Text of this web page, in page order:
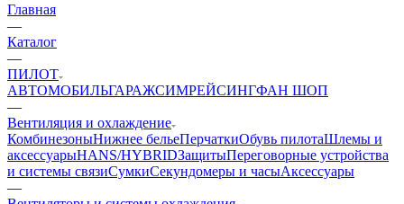
Главная
—
Каталог
—
ПИЛОТ
АВТОМОБИЛЬГАРАЖСИМРЕЙСИНГФАН ШОП
—
Вентиляция и охлаждение
КомбинезоныНижнее бельеПерчаткиОбувь пилотаШлемы и
аксессуарыHANS/HYBRIDЗащитыПереговорные устройства
и системы связиСумкиСекундомеры и часыАксессуары
—